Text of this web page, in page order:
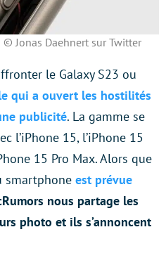
© Jonas Daehnert sur Twitter
le Galaxy S23 ou
qui a ouvert les hostilités
publicité. La gamme se
l’iPhone 15, l’iPhone 15
15 Pro Max. Alors que
smartphone est prévue
nous partage les
photo et ils s’annoncent